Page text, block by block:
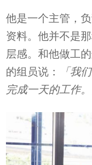
他是一个主管，
资料。他并不是
层感。和他做工
的组员说：
「我
完成一天的工作。